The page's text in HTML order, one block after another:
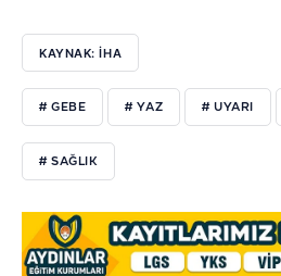
KAYNAK: İHA
# GEBE # YAZ # UYARI
# SAĞLIK